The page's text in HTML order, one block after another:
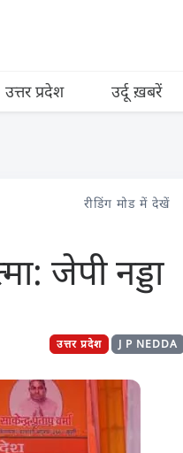
उत्तर प्रदेश उर्दू ख़बरें
रीडिंग मोड में देखें
जेपी नड्डा
J P NEDDA
उत्तर प्रदेश